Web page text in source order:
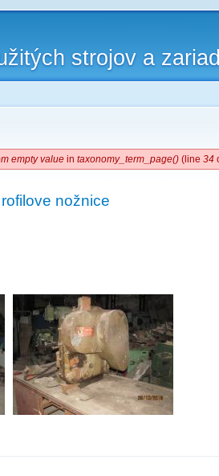
strojov a
empty value in taxonomy_term_page() (line 34
nožnice